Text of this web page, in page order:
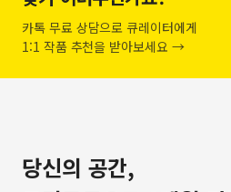
카톡 무료 상담으로 큐레이터에게
1:1 작품 추천을 받아보세요 →
당신의 공간,